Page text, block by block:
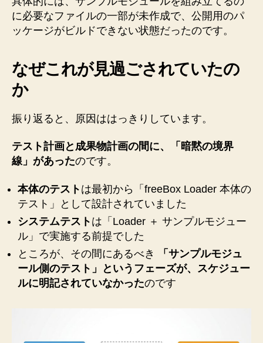
に必要なファイルの一部が未作成で、公開用のパ
ッケージがビルドできない状態だったのです。
なぜこれが見過ごされていたの
か
振り返ると、原因ははっきりしています。
テスト計画と成果物計画の間に、「暗黙の境界
線」があったのです。
本体のテスト は最初から「freeBox Loader 本体の
テスト」として設計されていました
システムテスト は「Loader ＋ サンプルモジュー
ル」で実施する前提でした
ところが、その間にあるべき
「サンプルモジュ
ール側のテスト」というフェーズが、スケジュー
ルに明記されていなかったのです